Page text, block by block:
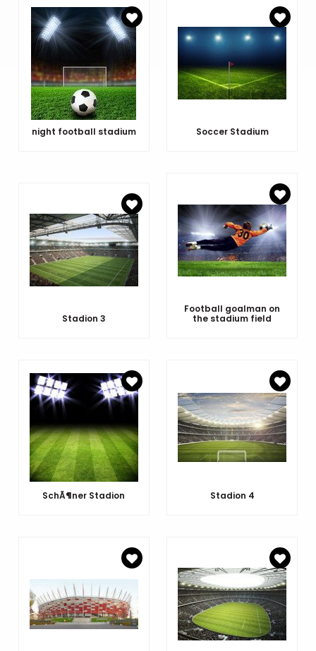
night football stadium Soccer Stadium
Stadion 3
Football goalman on
the stadium field
SchÃ¶ner Stadion Stadion 4